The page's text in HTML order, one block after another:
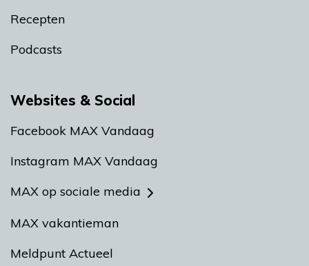
Recepten
Podcasts
Websites & Social
Facebook MAX Vandaag
Instagram MAX Vandaag
MAX op sociale media
MAX vakantieman
Meldpunt Actueel